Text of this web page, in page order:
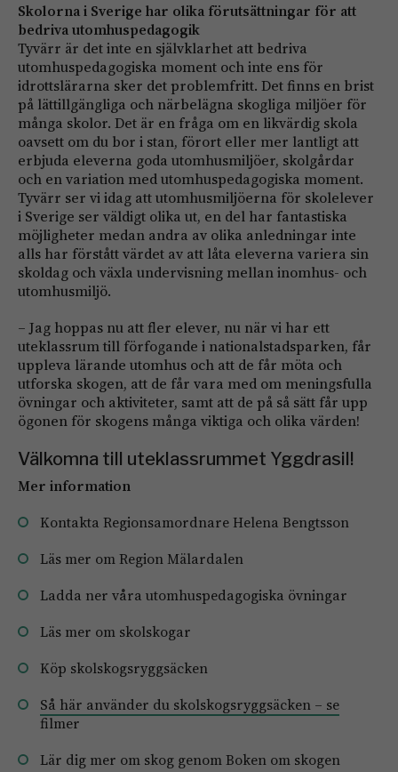
Skolorna i Sverige har olika förutsättningar för att
bedriva utomhuspedagogik
Tyvärr är det inte en självklarhet att bedriva
utomhuspedagogiska moment och inte ens för
idrottslärarna sker det problemfritt. Det finns en brist
på lättillgängliga och närbelägna skogliga miljöer för
många skolor. Det är en fråga om en likvärdig skola
oavsett om du bor i stan, förort eller mer lantligt att
erbjuda eleverna goda utomhusmiljöer, skolgårdar
och en variation med utomhuspedagogiska moment.
Tyvärr ser vi idag att utomhusmiljöerna för skolelever
i Sverige ser väldigt olika ut, en del har fantastiska
möjligheter medan andra av olika anledningar inte
alls har förstått värdet av att låta eleverna variera sin
skoldag och växla undervisning mellan inomhus- och
utomhusmiljö.
– Jag hoppas nu att fler elever, nu när vi har ett
uteklassrum till förfogande i nationalstadsparken, får
uppleva lärande utomhus och att de får möta och
utforska skogen, att de får vara med om meningsfulla
övningar och aktiviteter, samt att de på så sätt får upp
ögonen för skogens många viktiga och olika värden!
Välkomna till uteklassrummet Yggdrasil!
Mer information
Kontakta Regionsamordnare Helena Bengtsson
Läs mer om Region Mälardalen
Ladda ner våra utomhuspedagogiska övningar
Läs mer om skolskogar
Köp skolskogsryggsäcken
Så här använder du skolskogsryggsäcken – se
filmer
Lär dig mer om skog genom Boken om skogen